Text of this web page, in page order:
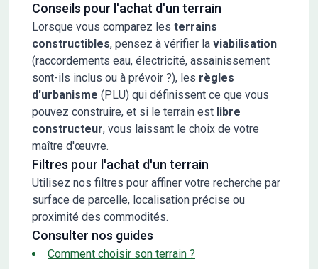
Conseils pour l'achat d'un terrain
Lorsque vous comparez les terrains
constructibles, pensez à vérifier la viabilisation
(raccordements eau, électricité, assainissement
sont-ils inclus ou à prévoir ?), les règles
d'urbanisme (PLU) qui définissent ce que vous
pouvez construire, et si le terrain est libre
constructeur, vous laissant le choix de votre
maître d'œuvre.
Filtres pour l'achat d'un terrain
Utilisez nos filtres pour affiner votre recherche par
surface de parcelle, localisation précise ou
proximité des commodités.
Consulter nos guides
Comment choisir son terrain ?